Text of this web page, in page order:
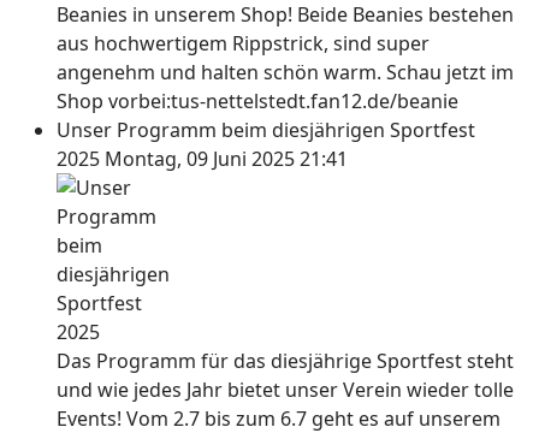
Beanies in unserem Shop! Beide Beanies bestehen
aus hochwertigem Rippstrick, sind super
angenehm und halten schön warm. Schau jetzt im
Shop vorbei:tus-nettelstedt.fan12.de/beanie
Unser Programm beim diesjährigen Sportfest
2025 Montag, 09 Juni 2025 21:41
Das Programm für das diesjährige Sportfest steht
und wie jedes Jahr bietet unser Verein wieder tolle
Events! Vom 2.7 bis zum 6.7 geht es auf unserem